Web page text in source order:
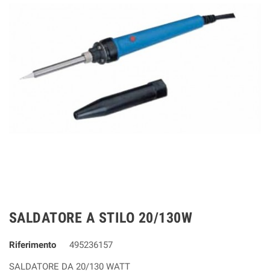
SALDATORE A STILO 20/130W
Riferimento
495236157
SALDATORE DA 20/130 WATT